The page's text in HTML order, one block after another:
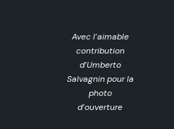
Avec l’aimable
contribution
d’Umberto
Salvagnin pour la
photo
d’ouverture